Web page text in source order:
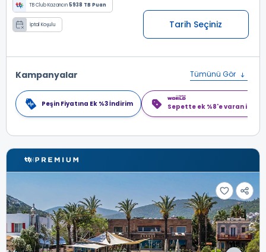
TB Club Kazancın5938 TB Puan
İptal Koşulu Tarih Seçiniz
Kampanyalar Tümünü Gör
Peşin Fiyatına Ek %3 İndirim Sepette ek %8'e varan